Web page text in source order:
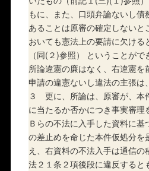
もに、また、口頭弁論ないし
あることは原審の確定しないと
おいても憲法上の要請に欠ける
（同(２)参照） ということが
所論違憲の廉はなく、右違憲
申請の違憲ないし違法の主張は
３ 更に、所論は、原審が、本
に当たるか否かにつき事実審理
Ｂらの不法に入手した資料に
の差止めを命じた本件仮処分を
え、右資料の不法入手は通信
法２１条２項後段に違反すると